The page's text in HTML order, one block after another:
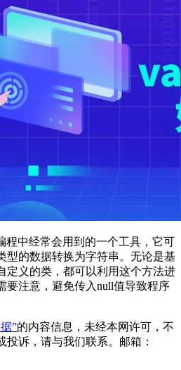
程中经常会用到的一个工具，它可
型的数据转换为字符串。无论是基
定义的类，都可以利用这个方法进
要注意，避免传入null值导致程序
”的内容信息，未经本网许可，不
诉，请与我们联系。邮箱：